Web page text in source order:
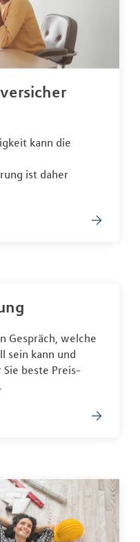
kann die
ist daher
Gespräch, welche
sein kann und
beste Preis-